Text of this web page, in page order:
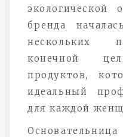
экологической
бренда
нескольких
конечной
продуктов,
идеальный
для каждой